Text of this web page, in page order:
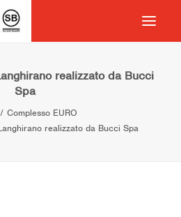
realizzato da Bucci
Spa
Complesso EURO
realizzato da Bucci Spa